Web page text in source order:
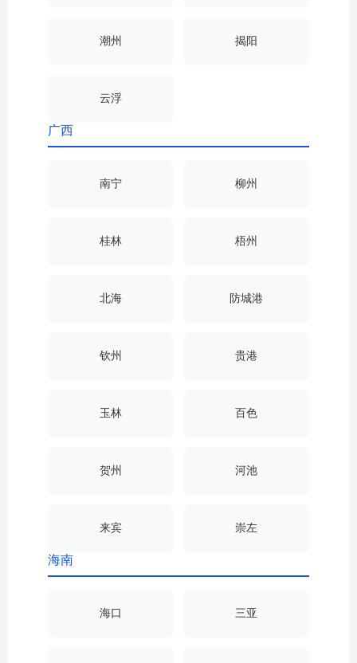
潮州 揭阳
云浮
广西
南宁 柳州
桂林 梧州
北海 防城港
钦州 贵港
玉林 百色
贺州 河池
来宾 崇左
海南
海口 三亚